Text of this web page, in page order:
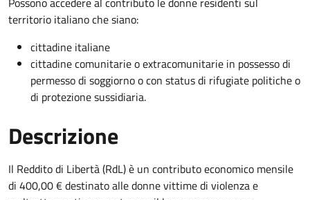
territorio italiano che siano:
cittadine italiane
cittadine comunitarie o extracomunitarie in possesso di
permesso di soggiorno o con status di rifugiate politiche o
di protezione sussidiaria.
Descrizione
Il Reddito di Libertà (RdL) è un contributo economico mensile
di 400,00 € destinato alle donne vittime di violenza e